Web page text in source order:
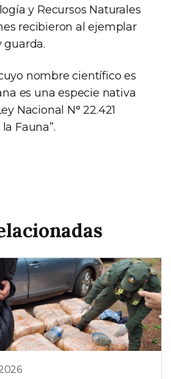
y Recursos Naturales
recibieron al ejemplar
guarda.
nombre científico es
es una especie nativa
Nacional N° 22.421
Fauna”.